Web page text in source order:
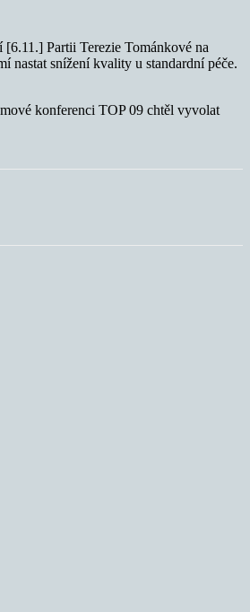
Partii Terezie Tománkové na
nastat snížení kvality u standardní péče.
konferenci TOP 09 chtěl vyvolat